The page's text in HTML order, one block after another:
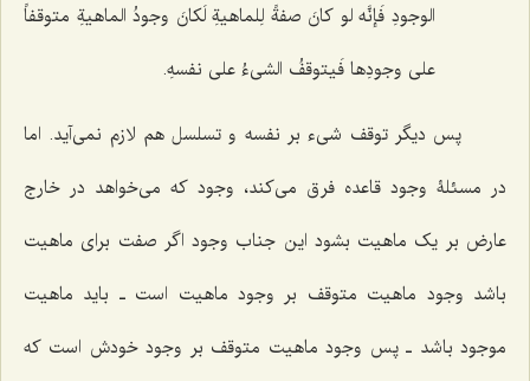
الوجودِ فَإنَّه لو کانَ صفةً لِلماهیةِ لَکانَ وجودُ الماهیةِ متوقفاً
على وجودِها فَیتوقفُ الشی‌ءُ على نفسهِ.
پس دیگر توقف شیء بر نفسه و تسلسل هم لازم نمی‌آید. اما
در مسئلۀ وجود قاعده فرق می‌کند، وجود که می‌خواهد در خارج
عارض بر یک ماهیت بشود این جناب وجود اگر صفت برای ماهیت
باشد وجود ماهیت متوقف بر وجود ماهیت است ـ باید ماهیت
موجود باشد ـ پس وجود ماهیت متوقف بر وجود خودش است که